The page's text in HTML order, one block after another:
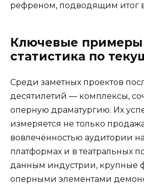
рефреном, подводящим итог
Ключевые примеры
статистика по
Среди заметных проектов
десятилетий — комплексы,
оперную драматургию. Их
измеряется не только
вовлечённостью аудитории
платформах и в театральных
данным индустрии, крупные
оперными элементами